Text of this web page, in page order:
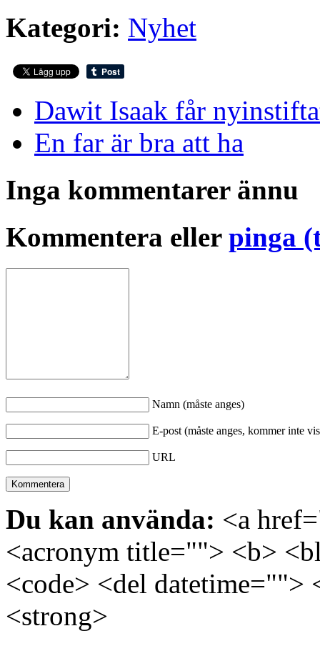
Kategori: Nyhet
Dawit Isaak får
En far är bra att ha
Inga kommentarer ännu
Kommentera eller pinga
Namn (måste anges)
E-post (måste anges, kommer inte
URL
Du kan använda: <a
<acronym title=""> <b>
<code> <del
<strong>